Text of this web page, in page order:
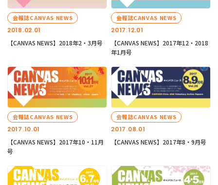
2018.02.01
会報誌CANVAS NEWS
【CANVAS NEWS】2018年2・3月号
2017.12.01
会報誌CANVAS NEWS
【CANVAS NEWS】2017年12・2018
年1月号
2017.10.01
会報誌CANVAS NEWS
【CANVAS NEWS】2017年10・11月
号
2017.08.01
会報誌CANVAS NEWS
【CANVAS NEWS】2017年8・9月号